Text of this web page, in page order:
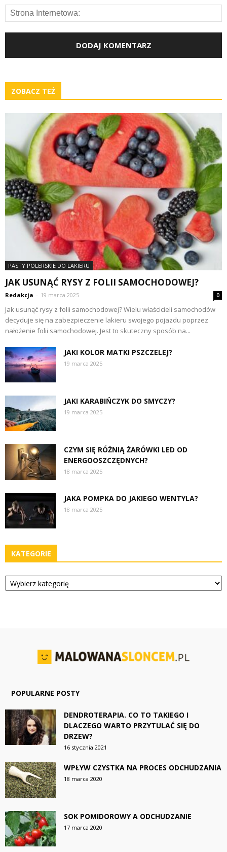
ZOBACZ TEŻ
PASTY POLERSKIE DO LAKIERU
JAK USUNĄĆ RYSY Z FOLII SAMOCHODOWEJ?
Redakcja - 19 marca 2025 0
Jak usunąć rysy z folii samochodowej? Wielu właścicieli samochodów
decyduje się na zabezpieczenie lakieru swojego pojazdu poprzez
nałożenie folii samochodowej. Jest to skuteczny sposób na...
JAKI KOLOR MATKI PSZCZELEJ?
19 marca 2025
JAKI KARABIŃCZYK DO SMYCZY?
19 marca 2025
CZYM SIĘ RÓŻNIĄ ŻARÓWKI LED OD
ENERGOOSZCZĘDNYCH?
18 marca 2025
JAKA POMPKA DO JAKIEGO WENTYLA?
18 marca 2025
KATEGORIE
Kategorie
POPULARNE POSTY
DENDROTERAPIA. CO TO TAKIEGO I
DLACZEGO WARTO PRZYTULAĆ SIĘ DO
DRZEW?
16 stycznia 2021
WPŁYW CZYSTKA NA PROCES ODCHUDZANIA
18 marca 2020
SOK POMIDOROWY A ODCHUDZANIE
17 marca 2020